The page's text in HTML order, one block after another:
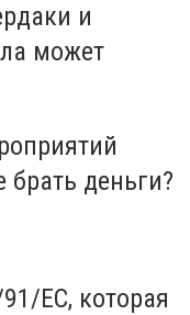
и
может
деньги?
EC, которая